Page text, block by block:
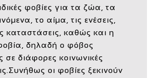
φοβίες για τα ζώα, τα
το αίμα, τις ενέσεις,
καταστάσεις, καθώς και η
δηλαδή ο φόβος
σε διάφορες κοινωνικές
οι φοβίες ξεκινούν